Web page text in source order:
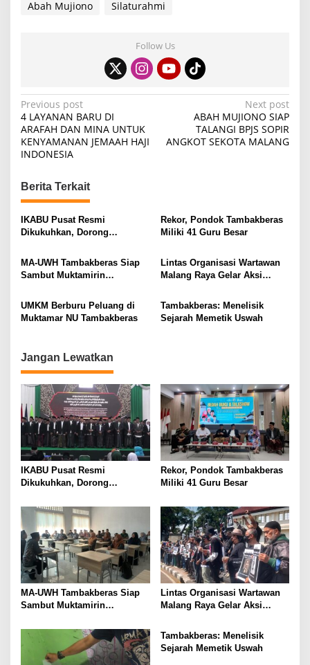
Abah Mujiono Silaturahmi
Follow Us
P
o
s
n
a
v
g
a
t
i
n
Previous post
4 LAYANAN BARU DI
ARAFAH DAN MINA UNTUK
KENYAMANAN JEMAAH HAJI
INDONESIA
Next post
ABAH MUJIONO SIAP
TALANGI BPJS SOPIR
ANGKOT SEKOTA MALANG
Berita Terkait
IKABU Pusat Resmi
Dikukuhkan, Dorong
Alumni
Rekor, Pondok Tambakberas
Miliki 41 Guru Besar
MA-UWH Tambakberas Siap
Sambut Muktamirin
Lintas Organisasi Wartawan
Malang Raya Gelar Aksi
Ireng”
UMKM Berburu Peluang di
Muktamar NU Tambakberas
Tambakberas: Menelisik
Sejarah Memetik Uswah
Jangan Lewatkan
IKABU Pusat Resmi
Dikukuhkan, Dorong
Alumni
Rekor, Pondok Tambakberas
Miliki 41 Guru Besar
MA-UWH Tambakberas Siap
Sambut Muktamirin
Lintas Organisasi Wartawan
Malang Raya Gelar Aksi
Ireng”
Tambakberas: Menelisik
Sejarah Memetik Uswah